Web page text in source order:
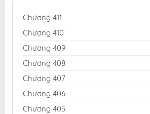
Chương 411
Chương 410
Chương 409
Chương 408
Chương 407
Chương 406
Chương 405